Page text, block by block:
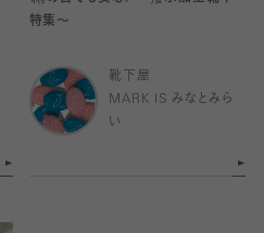
特集〜
靴下屋
MARK IS みなとみら
い